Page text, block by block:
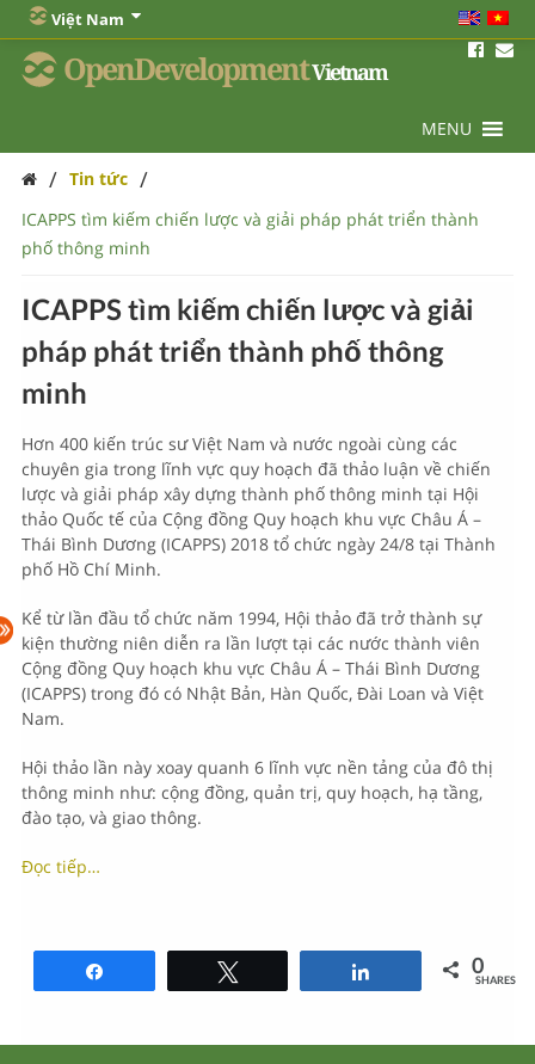
Việt Nam
OpenDevelopmentVietnam
MENU
/ Tin tức /
ICAPPS tìm kiếm chiến lược và giải pháp phát triển thành
phố thông minh
ICAPPS tìm kiếm chiến lược và giải
pháp phát triển thành phố thông
minh
Hơn 400 kiến trúc sư Việt Nam và nước ngoài cùng các
chuyên gia trong lĩnh vực quy hoạch đã thảo luận về chiến
lược và giải pháp xây dựng thành phố thông minh tại Hội
thảo Quốc tế của Cộng đồng Quy hoạch khu vực Châu Á –
Thái Bình Dương (ICAPPS) 2018 tổ chức ngày 24/8 tại Thành
phố Hồ Chí Minh.
Kể từ lần đầu tổ chức năm 1994, Hội thảo đã trở thành sự
kiện thường niên diễn ra lần lượt tại các nước thành viên
Cộng đồng Quy hoạch khu vực Châu Á – Thái Bình Dương
(ICAPPS) trong đó có Nhật Bản, Hàn Quốc, Đài Loan và Việt
Nam.
Hội thảo lần này xoay quanh 6 lĩnh vực nền tảng của đô thị
thông minh như: cộng đồng, quản trị, quy hoạch, hạ tầng,
đào tạo, và giao thông.
Đọc tiếp…
0
SHARES